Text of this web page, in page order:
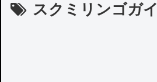
スクミリンゴガイ